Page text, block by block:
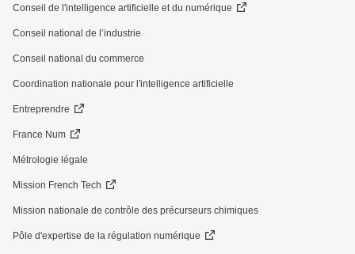
Conseil de l'intelligence artificielle et du numérique
Conseil national de l’industrie
Conseil national du commerce
Coordination nationale pour l'intelligence artificielle
Entreprendre
France Num
Métrologie légale
Mission French Tech
Mission nationale de contrôle des précurseurs chimiques
Pôle d'expertise de la régulation numérique